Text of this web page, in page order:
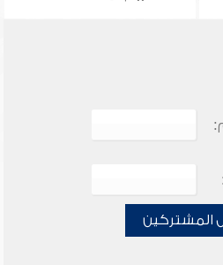
المشتركين